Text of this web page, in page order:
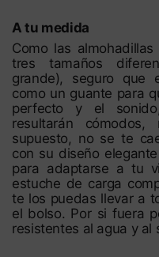
A tu medida
Como las
tres tamaños
grande), seguro que
como un guante para
perfecto y el
resultarán
supuesto, no se te
con su diseño
para adaptarse a tu
estuche de carga
te los puedas llevar a
el bolso. Por si fuera
resistentes al agua y al